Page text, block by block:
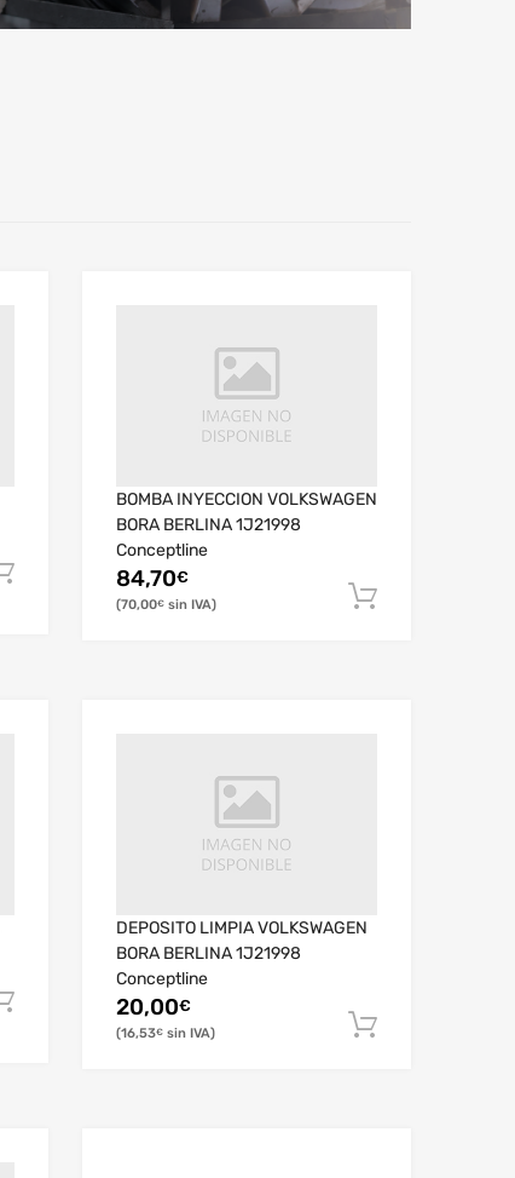
BOMBA INYECCION VOLKSWAGEN
BORA BERLINA 1J21998
Conceptline
84,70€
70,00€
DEPOSITO LIMPIA VOLKSWAGEN
BORA BERLINA 1J21998
Conceptline
20,00€
16,53€